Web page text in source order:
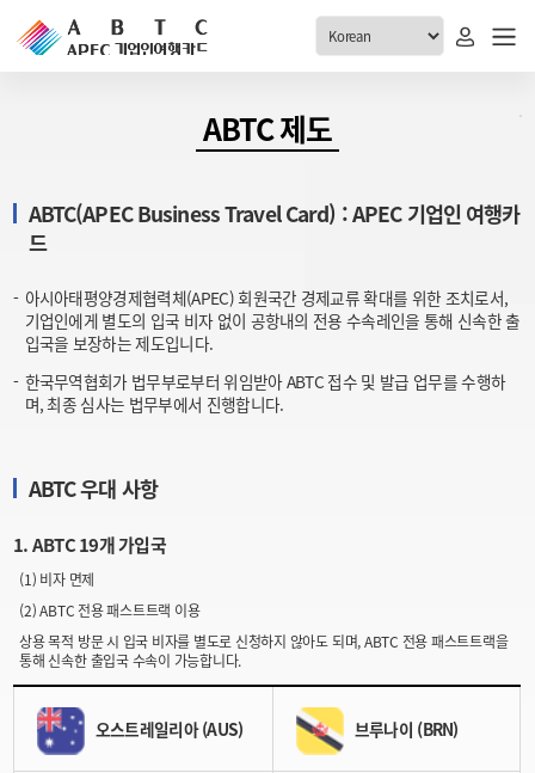
ABTC 전체메뉴
ABTC 제도 소개
발급 자격요건
신규발급 안내
취소/반납 안내
신청진행 현황
고객센터
ABTC 제도
ABTC(APEC Business Travel Card) : APEC 기업인 여행카
드
아시아태평양경제협력체(APEC) 회원국간 경제교류 확대를 위한 조치로서,
기업인에게 별도의 입국 비자 없이 공항내의 전용 수속레인을 통해 신속한 출
입국을 보장하는 제도입니다.
한국무역협회가 법무부로부터 위임받아 ABTC 접수 및 발급 업무를 수행하
며, 최종 심사는 법무부에서 진행합니다.
ABTC 우대 사항
1. ABTC 19개 가입국
(1) 비자 면제
(2) ABTC 전용 패스트트랙 이용
상용 목적 방문 시 입국 비자를 별도로 신청하지 않아도 되며, ABTC 전용 패스트트랙을
통해 신속한 출입국 수속이 가능합니다.
오스트레일리아 (AUS) 브루나이 (BRN)